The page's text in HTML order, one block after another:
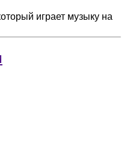
играет музыку на